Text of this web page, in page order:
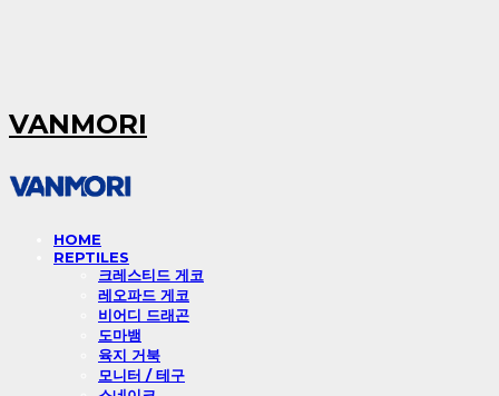
VANMORI
HOME
REPTILES
크레스티드 게코
레오파드 게코
비어디 드래곤
도마뱀
육지 거북
모니터 / 테구